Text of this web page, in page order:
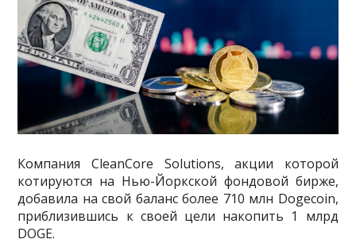
Компания CleanCore Solutions, акции которой
котируются на Нью-Йоркской фондовой бирже,
добавила на свой баланс более 710 млн Dogecoin,
приблизившись к своей цели накопить 1 млрд
DOGE.